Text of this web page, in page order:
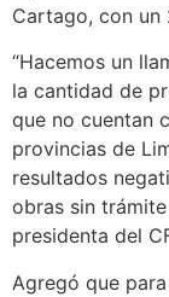
Cartago, con un
“Hacemos un
la cantidad de
que no cuentan
provincias de
resultados
obras sin
presidenta del
Agregó que